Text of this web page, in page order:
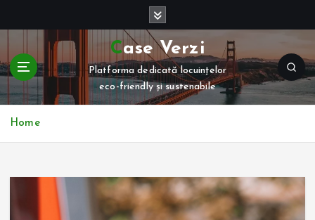
t
c
Case Verzi
Platforma dedicată locuințelor
eco-friendly și sustenabile
Home